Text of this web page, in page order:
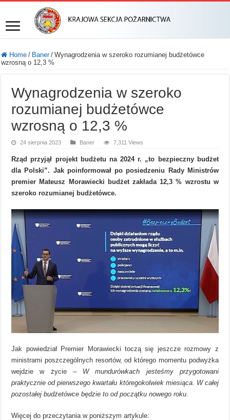
Home / Baner / Wynagrodzenia w szeroko rozumianej budżetówce
wzrosną o 12,3 %
Wynagrodzenia w szeroko
rozumianej budżetówce
wzrosną o 12,3 %
24 sierpnia 2023 Baner 7,311 Views
Rząd przyjął projekt budżetu na 2024 r. „to bezpieczny budżet
dla Polski”. Jak poinformował po posiedzeniu Rady Ministrów
premier Mateusz Morawiecki budżet zakłada 12,3 % wzrostu w
szeroko rozumianej budżetówce.
Jak powiedział Premier Morawiecki toczą się jeszcze rozmowy z
ministrami poszczególnych resortów, od którego momentu podwyżka
wejdzie w życie – W mundurówkach jesteśmy przygotowani
praktycznie od pierwszego kwartału któregokolwiek miesiąca. W całej
pozostałej budżetówce będzie to od początku nowego roku
Więcej do przeczytania w poniższym artykule: